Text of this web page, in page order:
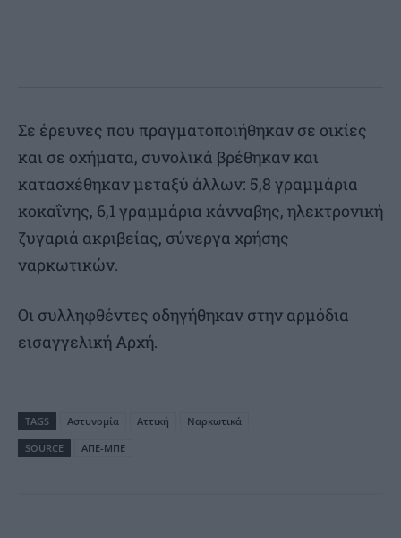
Σε έρευνες που πραγματοποιήθηκαν σε οικίες
και σε οχήματα, συνολικά βρέθηκαν και
κατασχέθηκαν μεταξύ άλλων: 5,8 γραμμάρια
κοκαΐνης, 6,1 γραμμάρια κάνναβης, ηλεκτρονική
ζυγαριά ακριβείας, σύνεργα χρήσης
ναρκωτικών.
Οι συλληφθέντες οδηγήθηκαν στην αρμόδια
εισαγγελική Αρχή.
TAGS Αστυνομία Αττική
Ναρκωτικά
SOURCE
ΑΠΕ-ΜΠΕ